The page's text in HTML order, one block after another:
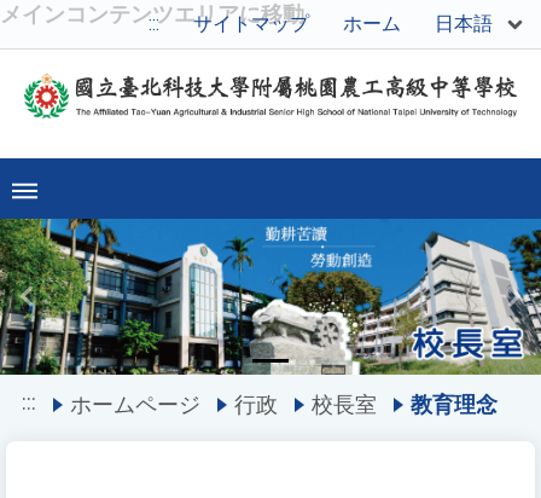
メインコンテンツエリアに移動
::: サイトマップ ホーム 日本語
Previous
::: ホームページ 行政 校長室 教育理念